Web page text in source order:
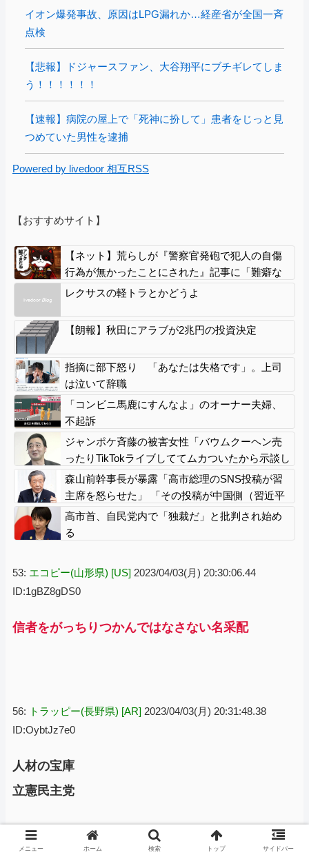
イオン爆発事故、原因はLPG漏れか…経産省が全国一斉
点検
【悲報】ドジャースファン、大谷翔平にブチギレてしま
う！！！！！！
【速報】病院の屋上で「死神に扮して」患者をじっと見
つめていた男性を逮捕
Powered by livedoor 相互RSS
【おすすめサイト】
【ネット】荒らしが『警察官発砲で犯人の自傷
行為が無かったことにされた』記事に「難癖な
記事」とイチャモン→自傷行為の動画が拡散し
レクサスの軽トラとかどうよ
【朗報】秋田にアラブが2兆円の投資決定
指摘に部下怒り 「あなたは失格です」。上司
は泣いて辞職
「コンビニ馬鹿にすんなよ」のオーナー夫婦、
不起訴
ジャンポケ斉藤の被害女性「バウムクーヘン売
ったりTikTokライブしててムカついたから示談し
なかった」
森山前幹事長が暴露「高市総理のSNS投稿が習
主席を怒らせた」 「その投稿が中国側（習近平
主席）を怒らせ、日中関係をこじらせる大きな
きっかけになった」
高市首、自民党内で「独裁だ」と批判され始め
る
53: エコピー(山形県) [US] 2023/04/03(月) 20:30:06.44
ID:1gBZ8gDS0
信者をがっちりつかんではなさない名采配
56: トラッピー(長野県) [AR] 2023/04/03(月) 20:31:48.38
ID:OybtJz7e0
人材の宝庫
立憲民主党
メニュー ホーム 検索 トップ サイドバー